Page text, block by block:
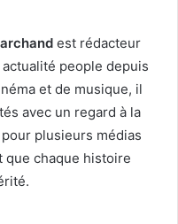
est rédacteur
people depuis
et de musique, il
avec un regard à la
plusieurs médias
chaque histoire